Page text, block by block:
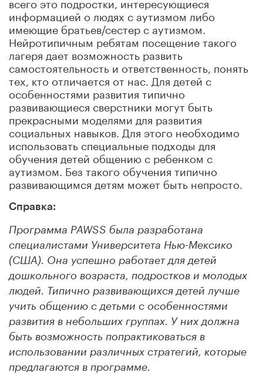
информацией о людях с аутизмом либо
имеющие братьев/сестер с аутизмом.
Нейротипичным ребятам посещение такого
лагеря дает возможность развить
самостоятельность и ответственность, понять
тех, кто отличается от нас. Для детей с
особенностями развития типично
развивающиеся сверстники могут быть
прекрасными моделями для развития
социальных навыков. Для этого необходимо
использовать специальные подходы для
обучения детей общению с ребенком с
аутизмом. Без такого обучения типично
развивающимся детям может быть непросто.
Справка:
Программа PAWSS была разработана
специалистами Университета Нью-Мексико
(США). Она успешно работает для детей
дошкольного возраста, подростков и молодых
людей. Типично развивающихся детей лучше
учить общению с детьми с особенностями
развития в небольших группах. У них должна
быть возможность попрактиковаться в
использовании различных стратегий, которые
предлагаются в программе.